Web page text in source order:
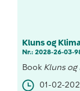
Kluns og
Nr.: 2028-26-03-
Book Kluns og
01-02-